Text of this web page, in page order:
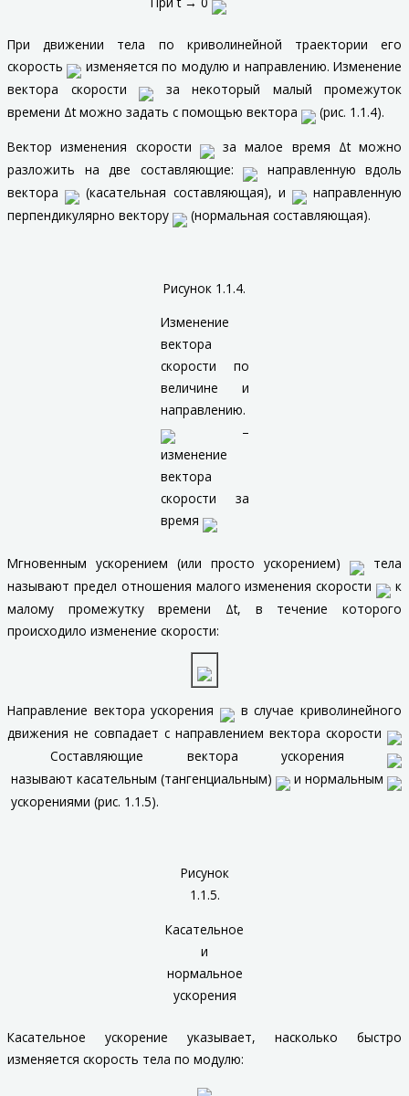
При движении тела по криволинейной траектории его
скорость
изменяется по модулю и направлению. Изменение
вектора скорости
за некоторый малый промежуток
времени Δtможно задать с помощью вектора (рис. 1.1.4).
Вектор изменения скорости за малое время Δtможно
разложить на две составляющие:
направленную вдоль
вектора
(касательная составляющая), и
направленную
перпендикулярно вектору
(нормальная составляющая).
Рисунок 1.1.4.
Изменение
вектора
скорости по
величине и
направлению.
–
изменение
вектора
скорости за
время
Мгновенным ускорением (или просто ускорением)
тела
называют предел отношения малого изменения скорости
к
малому промежутку времени Δt, в течение которого
происходило изменение скорости:
Направление вектора ускорения
в случае криволинейного
движения не совпадает с направлением вектора скорости
Составляющие вектора ускорения
называют касательным (тангенциальным) и нормальным
ускорениями (рис. 1.1.5).
Рисунок
1.1.5.
Касательное
и
нормальное
ускорения
Касательное ускорение указывает, насколько быстро
изменяется скорость тела по модулю: